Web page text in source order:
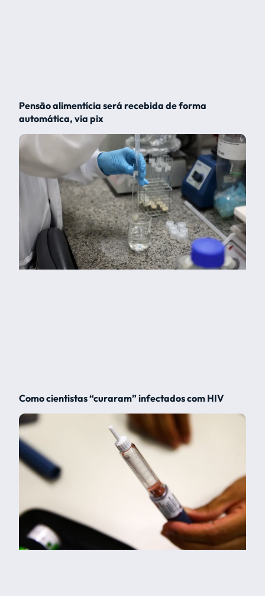
Pensão alimentícia será recebida de forma
automática, via pix
Como cientistas “curaram” infectados com HIV